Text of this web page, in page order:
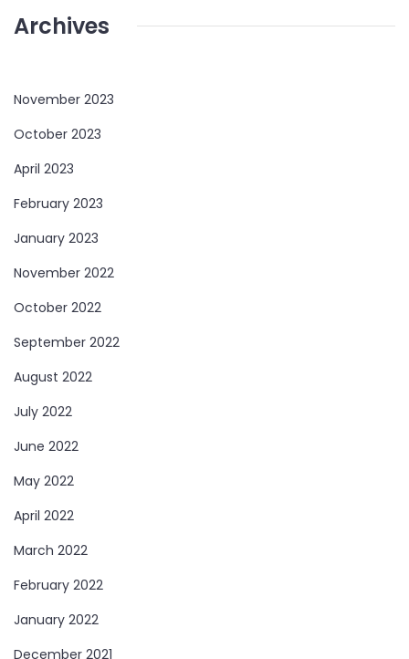
Archives
November 2023
October 2023
April 2023
February 2023
January 2023
November 2022
October 2022
September 2022
August 2022
July 2022
June 2022
May 2022
April 2022
March 2022
February 2022
January 2022
December 2021